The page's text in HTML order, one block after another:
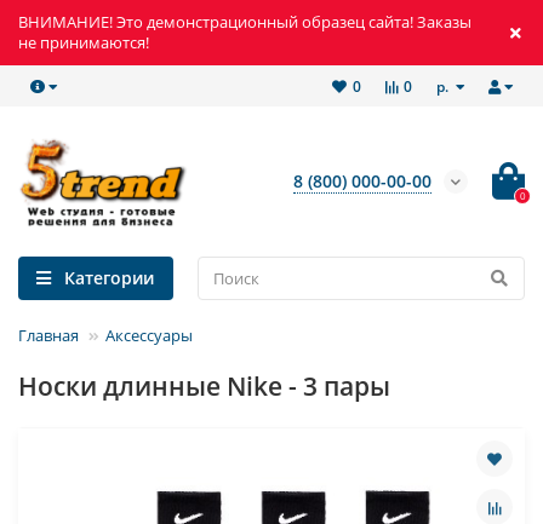
ВНИМАНИЕ! Это демонстрационный образец сайта! Заказы
не принимаются!
р.
0
0
8 (800) 000-00-00
0
Категории
Главная Аксессуары
Носки длинные Nike - 3 пары